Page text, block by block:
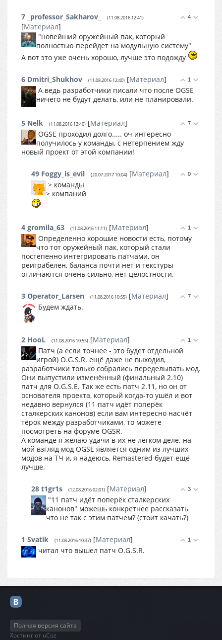
4
7 _professor_Sakharov_ (11.08.2016 12:41)
[Материал]
"новейший оружейный пак, который
полностью перейдет на модульную систему"
А вот это уже очень хорошо, лучше это подожду
1
6 Dmitri_Shukhov (11.08.2016 12:40) [Материал]
А ведь разработчики писали что после OGSE
ничего не будут делать, или не планировали.
7
5 Nelk (11.08.2016 12:40) [Материал]
OGSE проходил долго..... оч интересно
получилось у команды, с нетерпением жду
новый проект от этой компании!
0
49 Foggy_is_evil (20.07.2017 10:04) [Материал]
> команды
> компаний
1
4 gromila_63 (11.08.2016 11:11) [Материал]
Определенно хорошие новости есть, потому
что тот оружейный пак, который стали
постепенно интегрировать патчами, он
реиграбелен, баланса почти нет и текстуры
отличаются очень сильно, нет целостности.
7
3 Operator_Larsen (11.08.2016 10:55) [Материал]
Будем ждать.
1
2 HooL (11.08.2016 10:55) [Материал]
Патч (а если точнее - это будет отдельной
игрой) O.G.S.R. ещё даже не выходил,
разработчики только собрались переделывать мод.
Они выпустили изменённый (финальный 2.10)
патч для O.G.S.E. Так же есть патч 2.11, но он от
основателя проекта, который когда-то ушёл и вот
недавно вернулся (11 патч идёт поперёк
сталкерских канонов) если вам интересно насчёт
тёрок между разработчиками, то можете
посмотреть на форуме OGSR.
А команде я желаю удачи в их не лёгком деле. на
мой взгляд мод OGSE является одним из лучших
модов на ТЧ и, я надеюсь, Remastered будет ещё
лучше.
3
28 t1gr1s (12.08.2016 02:01) [Материал]
"11 патч идёт поперёк сталкерских
канонов" можешь конкретнее рассказать
что не так с этим патчем? (стоит качать?)
1
1 Svatik (11.08.2016 10:37) [Материал]
читал что вышел патч O.G.S.R.
Полная версия сайта
Хостинг от uCoz